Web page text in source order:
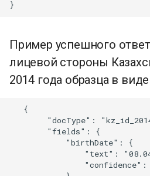
Пример успешного
лицевой стороны
2014 года образца в
   {
"docType":
        "fields": {
            "birthDate": {
"text":